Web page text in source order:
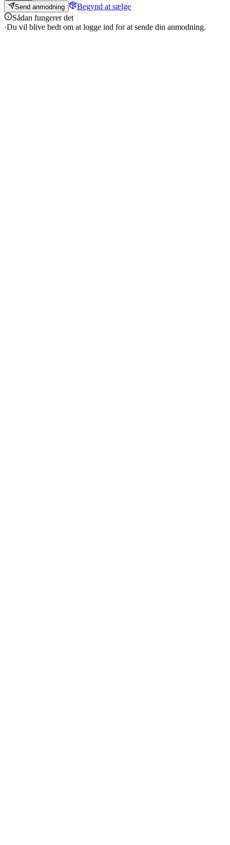
Send anmodning
Begynd at sælge
Sådan fungerer det
·Du vil blive bedt om at logge ind for at sende din anmodning.